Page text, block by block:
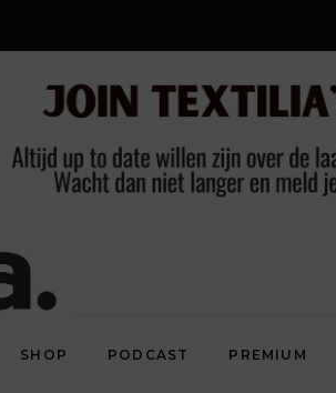
SHOP PODCAST PREMIUM